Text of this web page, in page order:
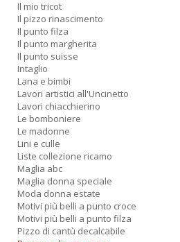
Il mio tricot
Il pizzo rinascimento
Il punto filza
Il punto margherita
Il punto suisse
Intaglio
Lana e bimbi
Lavori artistici all'Uncinetto
Lavori chiacchierino
Le bomboniere
Le madonne
Lini e culle
Liste collezione ricamo
Maglia abc
Maglia donna speciale
Moda donna estate
Motivi più belli a punto croce
Motivi più belli a punto filza
Pizzo di cantù decalcabile